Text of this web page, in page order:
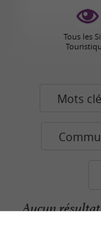
Tous les
Mots
Aucun